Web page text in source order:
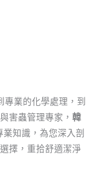
專業的化學處理，到
害蟲管理專家， 韓
知識，為您深入剖
擇，重拾舒適潔淨